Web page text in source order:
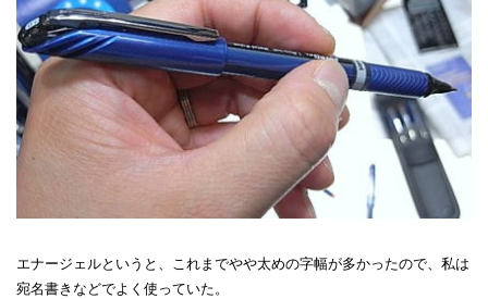
エナージェルというと、これまでやや太めの字幅が多かったので、私は
宛名書きなどでよく使っていた。